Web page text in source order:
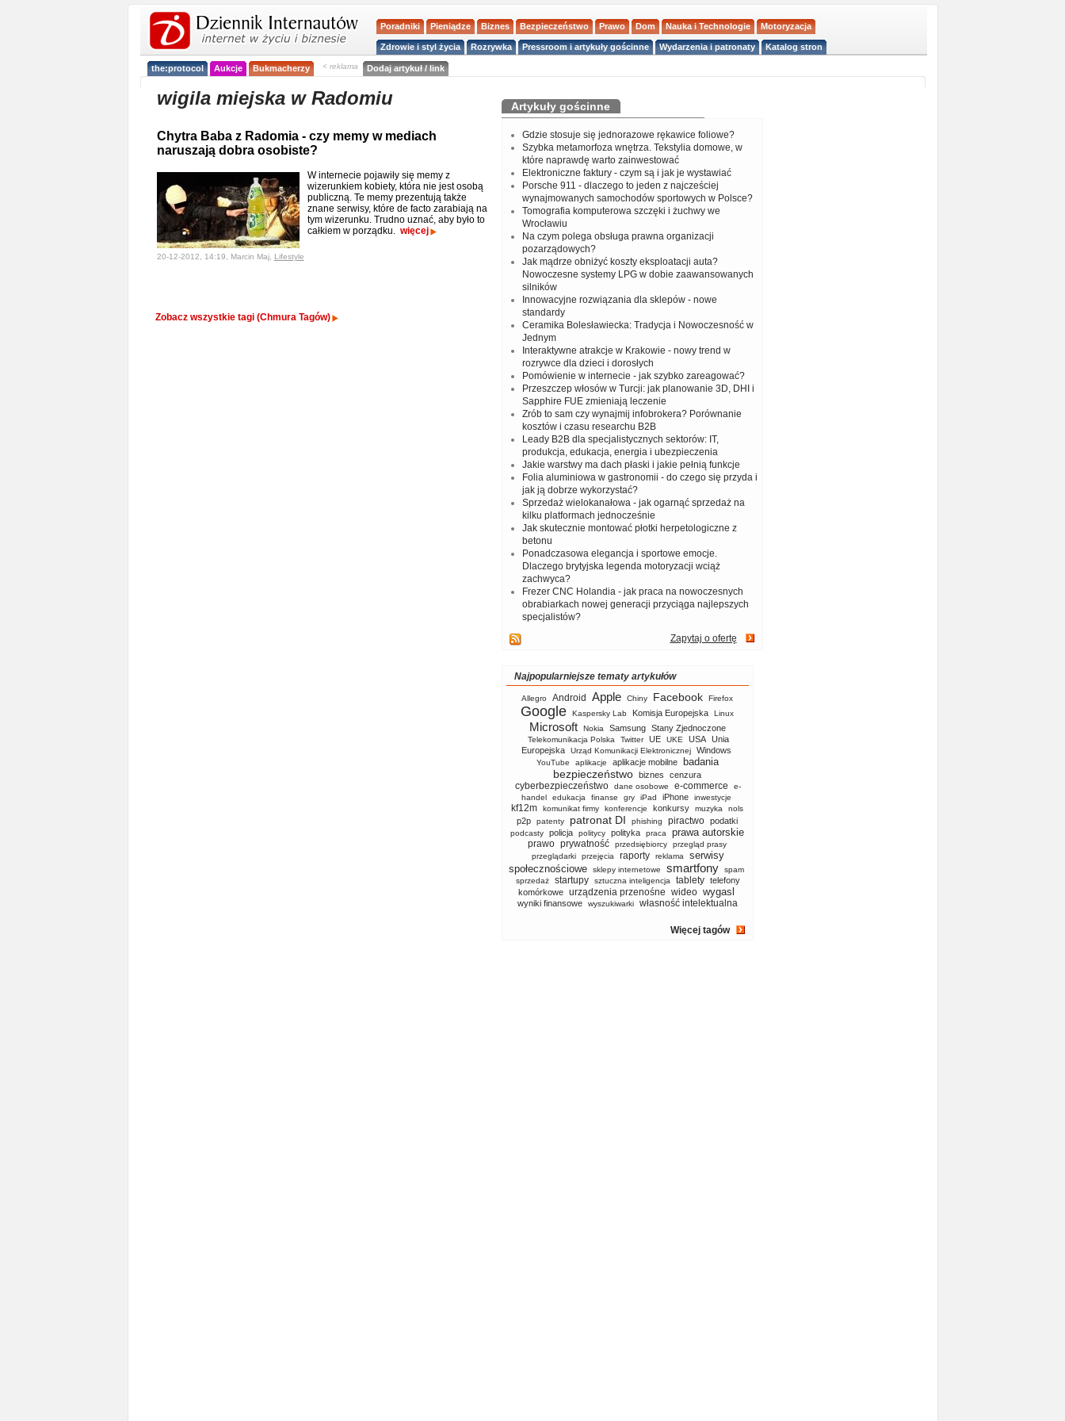
Poradniki Pieniądze Biznes Bezpieczeństwo Prawo Dom Nauka i Technologie Motoryzacja
Zdrowie i styl życia Rozrywka Pressroom i artykuły gościnne Wydarzenia i patronaty Katalog stron
the:protocol Aukcje Bukmacherzy < reklama Dodaj artykuł / link
wigila miejska w Radomiu
Chytra Baba z Radomia - czy memy w mediach
naruszają dobra osobiste?
W internecie pojawiły się memy z
wizerunkiem kobiety, która nie jest osobą
publiczną. Te memy prezentują także
znane serwisy, które de facto zarabiają na
tym wizerunku. Trudno uznać, aby było to
całkiem w porządku. więcej
20-12-2012, 14:19, Marcin Maj, Lifestyle
Zobacz wszystkie tagi (Chmura Tagów)
Artykuły gościnne
Gdzie stosuje się jednorazowe rękawice foliowe?
Szybka metamorfoza wnętrza. Tekstylia domowe, w
które naprawdę warto zainwestować
Elektroniczne faktury - czym są i jak je wystawiać
Porsche 911 - dlaczego to jeden z najcześciej
wynajmowanych samochodów sportowych w Polsce?
Tomografia komputerowa szczęki i żuchwy we
Wrocławiu
Na czym polega obsługa prawna organizacji
pozarządowych?
Jak mądrze obniżyć koszty eksploatacji auta?
Nowoczesne systemy LPG w dobie zaawansowanych
silników
Innowacyjne rozwiązania dla sklepów - nowe
standardy
Ceramika Bolesławiecka: Tradycja i Nowoczesność w
Jednym
Interaktywne atrakcje w Krakowie - nowy trend w
rozrywce dla dzieci i dorosłych
Pomówienie w internecie - jak szybko zareagować?
Przeszczep włosów w Turcji: jak planowanie 3D, DHI i
Sapphire FUE zmieniają leczenie
Zrób to sam czy wynajmij infobrokera? Porównanie
kosztów i czasu researchu B2B
Leady B2B dla specjalistycznych sektorów: IT,
produkcja, edukacja, energia i ubezpieczenia
Jakie warstwy ma dach płaski i jakie pełnią funkcje
Folia aluminiowa w gastronomii - do czego się przyda i
jak ją dobrze wykorzystać?
Sprzedaż wielokanałowa - jak ogarnąć sprzedaż na
kilku platformach jednocześnie
Jak skutecznie montować płotki herpetologiczne z
betonu
Ponadczasowa elegancja i sportowe emocje.
Dlaczego brytyjska legenda motoryzacji wciąż
zachwyca?
Frezer CNC Holandia - jak praca na nowoczesnych
obrabiarkach nowej generacji przyciąga najlepszych
specjalistów?
Zapytaj o ofertę
Najpopularniejsze tematy artykułów
Allegro Android Apple Chiny Facebook Firefox
Google Kaspersky Lab Komisja Europejska Linux
Microsoft Nokia Samsung Stany Zjednoczone
Telekomunikacja Polska Twitter UE UKE USA
Unia
Europejska
Urząd Komunikacji Elektronicznej Windows
YouTube aplikacje aplikacje mobilne badania
bezpieczeństwo biznes cenzura
cyberbezpieczeństwo dane osobowe e-commerce
e-
handel
edukacja finanse gry iPad iPhone inwestycje
kf12m komunikat firmy konferencje konkursy muzyka nols
p2p patenty patronat DI phishing piractwo podatki
podcasty policja politycy polityka praca prawa autorskie
prawo prywatność przedsiębiorcy
przegląd prasy
przeglądarki
przejęcia raporty reklama
serwisy
społecznościowe
sklepy internetowe smartfony
spam
sprzedaż
startupy sztuczna inteligencja tablety telefony
komórkowe urządzenia przenośne wideo wygasl
wyniki finansowe wyszukiwarki własność intelektualna
Więcej tagów